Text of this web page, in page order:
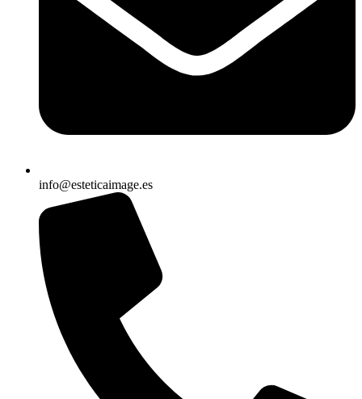
info@esteticaimage.es